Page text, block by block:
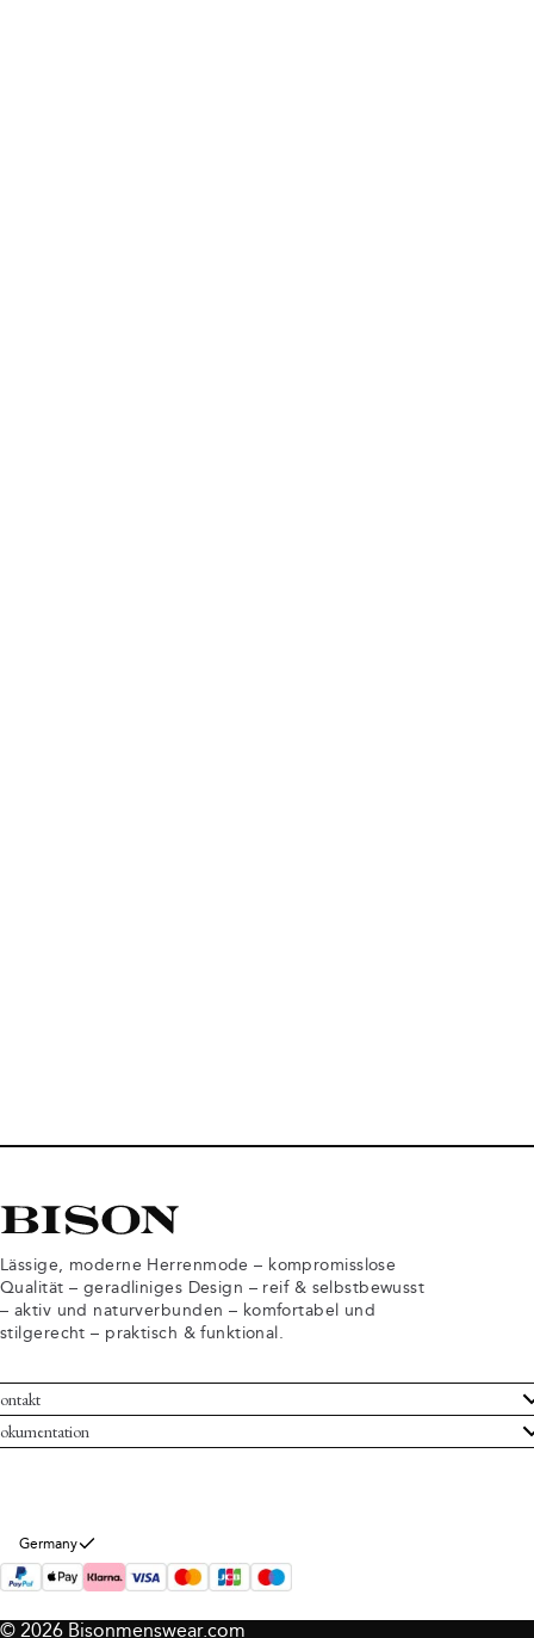
Lässige, moderne Herrenmode – kompromisslose
Qualität – geradliniges Design – reif & selbstbewusst
– aktiv und naturverbunden – komfortabel und
stilgerecht – praktisch & funktional.
Bison
Geschäftsbedingungen
Informationen
Germany
© 2026 Bisonmenswear.com